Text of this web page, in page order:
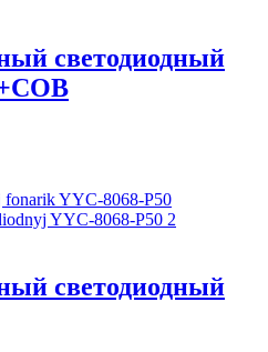
светодиодный
светодиодный